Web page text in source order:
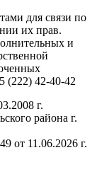
для связи по
их прав.
и
(222) 42-40-42
г.
района г.
от 11.06.2026 г.